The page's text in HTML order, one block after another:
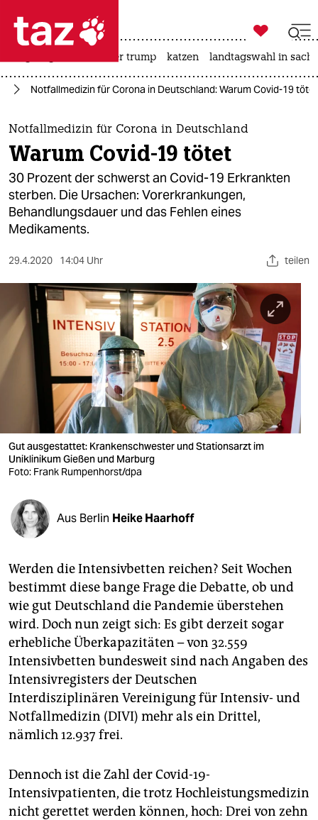
 taz zahl ich
taz zahl ich
themen
politik
öko
gesellschaft
kultur
sport
berlin
nord
wahrheit
verlag
verlag
veranstaltungen
shop
fragen & hilfe
abo
genossenschaft
epaper login

taz zahl ich
usa unter trump katzen landtagswahl in
Notfallmedizin für Corona in Deutschland: Warum Covid-19 tötet
Notfallmedizin für Corona in Deutschland
Warum Covid-19 tötet
30 Prozent der schwerst an Covid-19 Erkrankten
sterben. Die Ursachen: Vorerkrankungen,
Behandlungsdauer und das Fehlen eines
Medikaments.
29.4.2020 14:04 Uhr teilen
Gut ausgestattet: Krankenschwester und Stationsarzt im
Uniklinikum Gießen und Marburg
Foto: Frank Rumpenhorst/dpa
Aus Berlin Heike Haarhoff
Werden die Intensivbetten reichen? Seit Wochen
bestimmt diese bange Frage die Debatte, ob und
wie gut Deutschland die Pandemie überstehen
wird. Doch nun zeigt sich: Es gibt derzeit sogar
erhebliche Überkapazitäten – von 32.559
Intensivbetten bundesweit sind nach Angaben des
Intensivregisters der Deutschen
Interdisziplinären Vereinigung für Intensiv- und
Notfallmedizin (DIVI) mehr als ein Drittel,
nämlich 12.937 frei.
Dennoch ist die Zahl der Covid-19-
Intensivpatienten, die trotz Hochleistungsmedizin
nicht gerettet werden können, hoch: Drei von zehn